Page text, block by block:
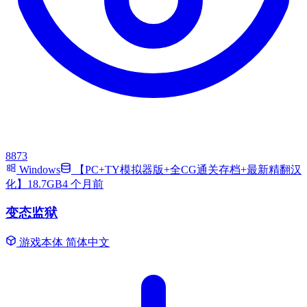
8873
Windows
【PC+TY模拟器版+全CG通关存档+最新精翻汉
化】18.7GB4 个月前
变态监狱
游戏本体 简体中文